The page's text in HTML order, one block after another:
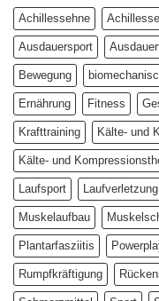
Achillessehne
Ausdauersport
Bewegung
Ernährung Fitness
Krafttraining Kälte- und
Kälte- und
Laufsport Laufverletzung
Muskelaufbau
Plantarfasziitis
Rumpfkräftigung